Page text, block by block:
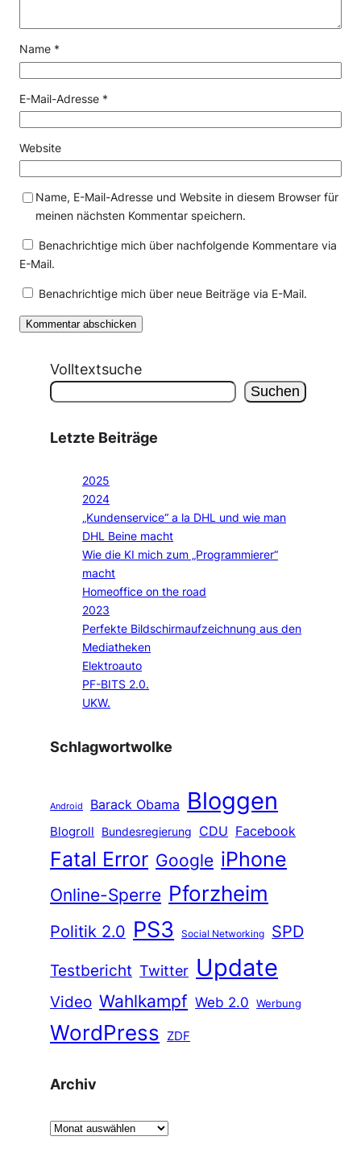
Name *
E-Mail-Adresse *
Website
Name, E-Mail-Adresse und Website in diesem Browser für
meinen nächsten Kommentar speichern.
Benachrichtige mich über nachfolgende Kommentare via
E-Mail.
Benachrichtige mich über neue Beiträge via E-Mail.
Volltextsuche
Suchen
Letzte Beiträge
2025
2024
„Kundenservice“ a la DHL und wie man
DHL Beine macht
Wie die KI mich zum „Programmierer“
macht
Homeoffice on the road
2023
Perfekte Bildschirmaufzeichnung aus den
Mediatheken
Elektroauto
PF-BITS 2.0.
UKW.
Schlagwortwolke
Android Barack Obama Bloggen
Blogroll Bundesregierung CDU Facebook
Fatal Error Google iPhone
Online-Sperre Pforzheim
Politik 2.0 PS3 Social Networking
SPD
Testbericht Twitter Update
Video Wahlkampf Web 2.0 Werbung
WordPress ZDF
Archiv
A